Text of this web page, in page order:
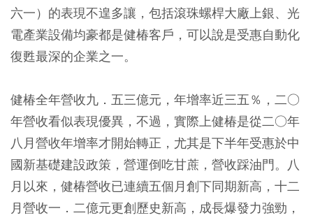
六一）的表現不遑多讓，包括滾珠螺桿大廠上銀、光
電產業設備均豪都是健椿客戶，可以說是受惠自動化
復甦最深的企業之一。
健椿全年營收九．五三億元，年增率近三五％，二○
年營收看似表現優異，不過，實際上健椿是從二○年
八月營收年增率才開始轉正，尤其是下半年受惠於中
國新基礎建設政策，營運倒吃甘蔗，營收踩油門。八
月以來，健椿營收已連續五個月創下同期新高，十二
月營收一．二億元更創歷史新高，成長爆發力強勁，